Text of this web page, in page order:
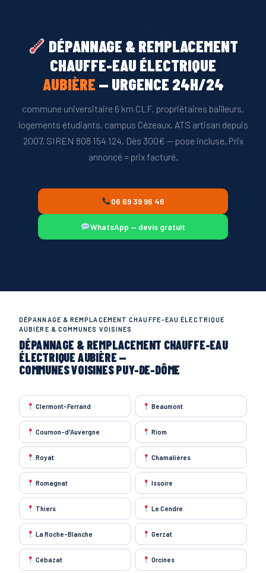
DÉPANNAGE & REMPLACEMENT
CHAUFFE-EAU ÉLECTRIQUE
AUBIÈRE — URGENCE 24H/24
commune universitaire 6 km CLF, propriétaires bailleurs,
logements étudiants, campus Cézeaux. ATS artisan depuis
2007. SIREN 808 154 124. Dès 300€ — pose incluse. Prix
annoncé = prix facturé.
06 69 39 96 46
WhatsApp — devis gratuit
DÉPANNAGE & REMPLACEMENT CHAUFFE-EAU ÉLECTRIQUE
AUBIÈRE & COMMUNES VOISINES
DÉPANNAGE & REMPLACEMENT CHAUFFE-EAU
ÉLECTRIQUE AUBIÈRE —
COMMUNES VOISINES PUY-DE-DÔME
Clermont-Ferrand Beaumont
Cournon-d'Auvergne Riom
Royat Chamalières
Romagnat Issoire
Thiers Le Cendre
La Roche-Blanche Gerzat
Cébazat Orcines